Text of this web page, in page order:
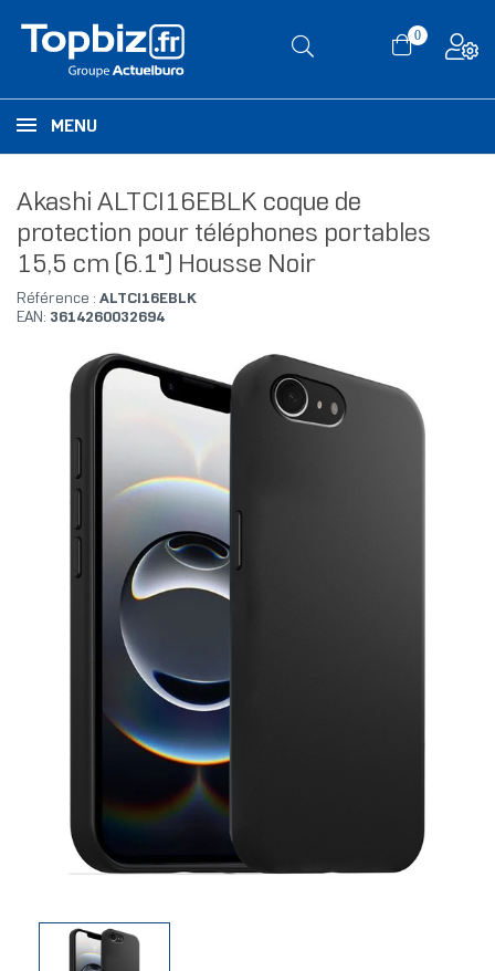
0
MENU
Akashi ALTCI16EBLK coque de
protection pour téléphones portables
15,5 cm (6.1") Housse Noir
Référence : ALTCI16EBLK
EAN: 3614260032694